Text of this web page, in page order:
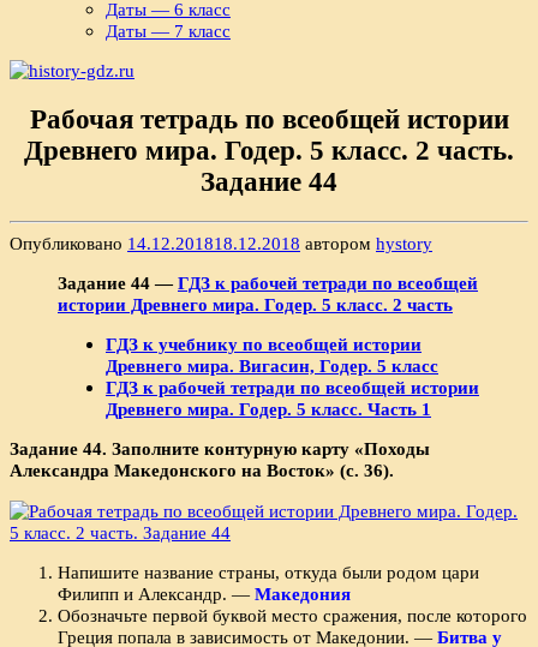
Даты — 6 класс
Даты — 7 класс
Рабочая тетрадь по всеобщей истории
Древнего мира. Годер. 5 класс. 2 часть.
Задание 44
Опубликовано 14.12.201818.12.2018 автором hystory
Задание 44 —ГДЗ к рабочей тетради по всеобщей
истории Древнего мира. Годер. 5 класс. 2 часть
ГДЗ к учебнику по всеобщей истории
Древнего мира. Вигасин, Годер. 5 класс
ГДЗ к рабочей тетради по всеобщей истории
Древнего мира. Годер. 5 класс. Часть 1
Задание 44. Заполните контурную карту «Походы
Александра Македонского на Восток» (с. 36).
Напишите название страны, откуда были родом цари
Филипп и Александр. — Македония
Обозначьте первой буквой место сражения, после ко­торого
Греция попала в зависимость от Македонии. — Битва у